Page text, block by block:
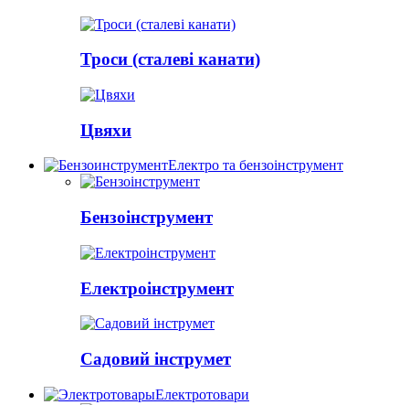
Троси (сталеві канати)
Цвяхи
Електро та бензоінструмент
Бензоінструмент
Електроінструмент
Садовий інструмет
Електротовари